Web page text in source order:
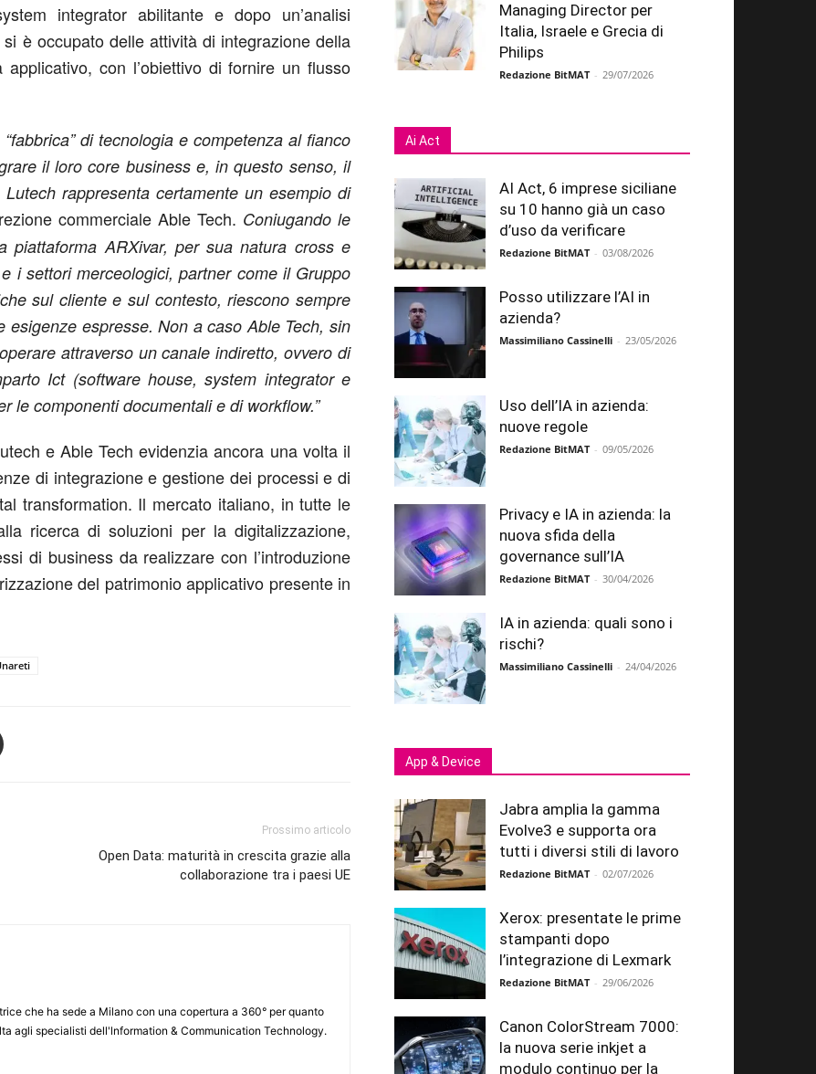
integrator abilitante e dopo un’analisi
è occupato delle attività di integrazione della
applicativo, con l’obiettivo di fornire un flusso
di tecnologia e competenza al fianco
il loro core business e, in questo senso, il
rappresenta certamente un esempio di
commerciale Able Tech. Coniugando le
piattaforma ARXivar, per sua natura cross e
i settori merceologici, partner come il Gruppo
sul cliente e sul contesto, riescono sempre
espresse. Non a caso Able Tech, sin
attraverso un canale indiretto, ovvero di
Ict (software house, system integrator e
le componenti documentali e di workflow.”
e Able Tech evidenzia ancora una volta il
di integrazione e gestione dei processi e di
transformation. Il mercato italiano, in tutte le
ricerca di soluzioni per la digitalizzazione,
di business da realizzare con l’introduzione
del patrimonio applicativo presente in
Prossimo articolo
Open Data: maturità in crescita grazie alla
collaborazione tra i paesi UE
che ha sede a Milano con una copertura a 360° per quanto
agli specialisti dell'lnformation & Communication Technology.
Managing Director per
Italia, Israele e Grecia di
Philips
Redazione BitMAT - 29/07/2026
Ai Act
AI Act, 6 imprese siciliane
su 10 hanno già un caso
d’uso da verificare
Redazione BitMAT - 03/08/2026
Posso utilizzare l’AI in
azienda?
Massimiliano Cassinelli - 23/05/2026
Uso dell’IA in azienda:
nuove regole
Redazione BitMAT - 09/05/2026
Privacy e IA in azienda: la
nuova sfida della
governance sull’IA
Redazione BitMAT - 30/04/2026
IA in azienda: quali sono i
rischi?
Massimiliano Cassinelli - 24/04/2026
App & Device
Jabra amplia la gamma
Evolve3 e supporta ora
tutti i diversi stili di lavoro
Redazione BitMAT - 02/07/2026
Xerox: presentate le prime
stampanti dopo
l’integrazione di Lexmark
Redazione BitMAT - 29/06/2026
Canon ColorStream 7000:
la nuova serie inkjet a
modulo continuo per la